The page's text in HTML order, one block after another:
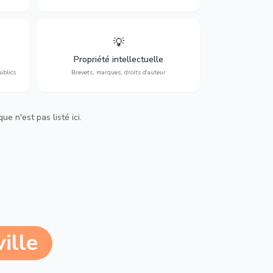
💡
Propriété intellectuelle
Brevets, marques, droits d'auteur
Protection de vos créations : brevets,
marques, droits d'auteur et lutte contre la
contrefaçon.
n'est pas listé ici.